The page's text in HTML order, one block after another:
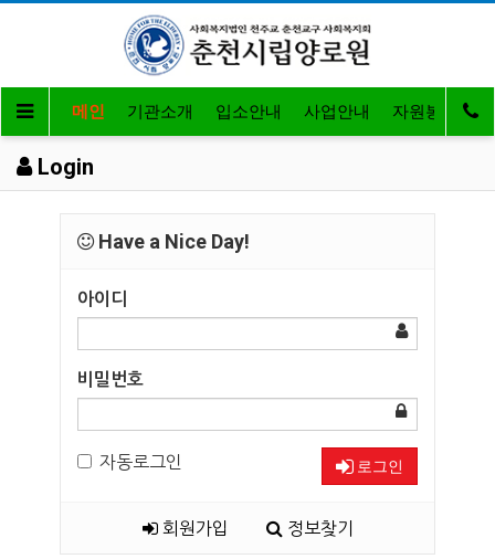
메인 기관소개 입소안내 사업안내 자원봉사 및
Login
Have a Nice Day!
아이디
비밀번호
자동로그인 로그인
회원가입 정보찾기